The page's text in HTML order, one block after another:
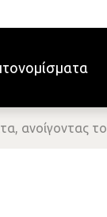
ανοίγοντας